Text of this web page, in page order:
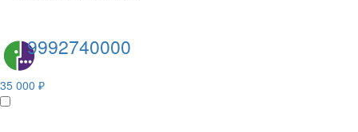
9992740000
35 000 ₽